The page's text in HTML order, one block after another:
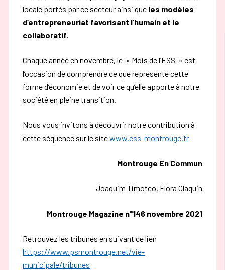
locale portés par ce secteur ainsi que les modèles
d’entrepreneuriat favorisant l’humain et le
collaboratif.
Chaque année en novembre, le » Mois de l’ESS » est
l’occasion de comprendre ce que représente cette
forme d’économie et de voir ce qu’elle apporte à notre
société en pleine transition.
Nous vous invitons à découvrir notre contribution à
cette séquence sur le sitewww.ess-montrouge.fr
Montrouge En Commun
Joaquim Timoteo, Flora Claquin
Montrouge Magazine n°146 novembre 2021
Retrouvez les tribunes en suivant ce lien
https://www.psmontrouge.net/vie-
municipale/tribunes